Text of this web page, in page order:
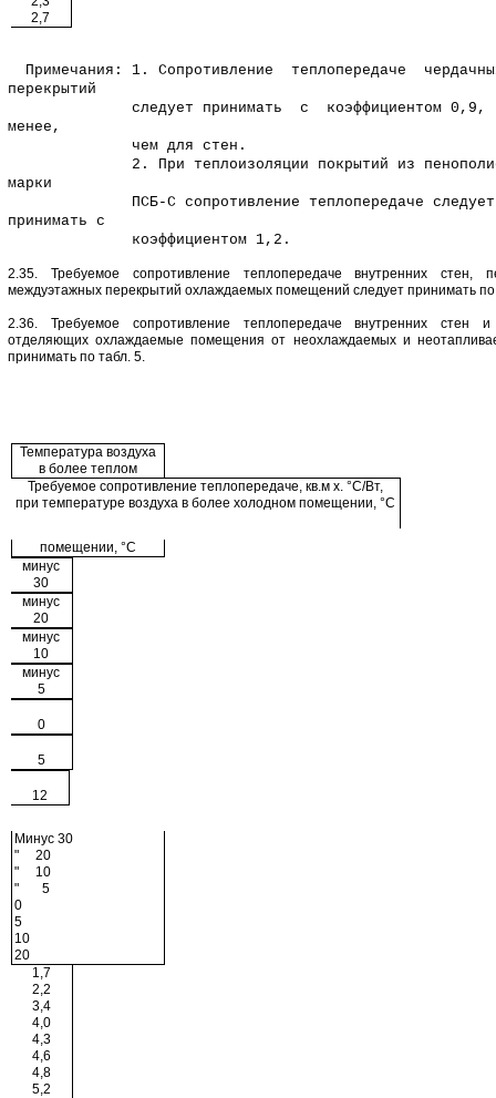
2,7
Примечания: 1. Сопротивление теплопередаче
перекрытий
следует принимать с коэффициентом 0,9,
менее,
чем для стен.
2. При теплоизоляции покрытий из
марки
ПСБ-С сопротивление теплопередаче
принимать с
коэффициентом 1,2.
2.35. Требуемое сопротивление теплопередаче внутренних стен,
междуэтажных перекрытий охлаждаемых помещений следует принимать по
2.36. Требуемое сопротивление теплопередаче внутренних стен и
отделяющих охлаждаемые помещения от неохлаждаемых и
принимать по табл. 5.
Температура воздуха
в более теплом
Требуемое сопротивление теплопередаче, кв.м х. °С/Вт,
при температуре воздуха в более холодном помещении, °С
помещении, °С
минус
30
минус
20
минус
10
минус
5
0
5
12
Минус 30
" 20
" 10
" 5
0
5
10
20
1,7
2,2
3,4
4,0
4,3
4,6
4,8
5,2